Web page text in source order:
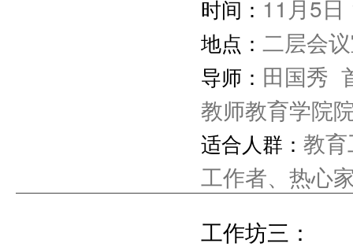
验式辅导技术
时间： 11月5日
地点： 二层会
导师：田国秀
教师教育学院
适合人群：教
工作者、热心